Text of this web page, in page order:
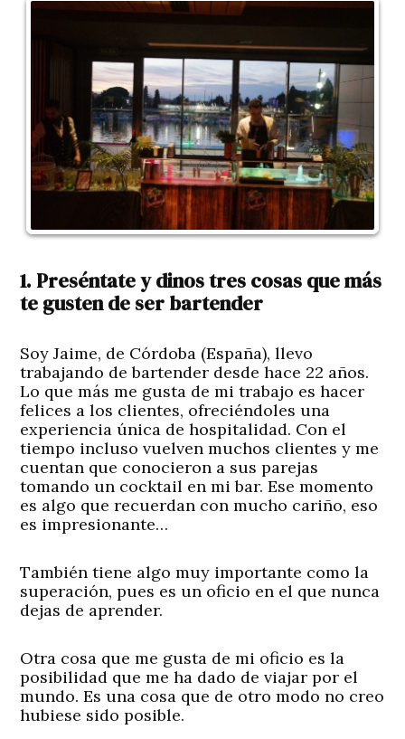
1. Preséntate y dinos tres cosas que más
te gusten de ser bartender
Soy Jaime, de Córdoba (España), llevo
trabajando de bartender desde hace 22 años.
Lo que más me gusta de mi trabajo es hacer
felices a los clientes, ofreciéndoles una
experiencia única de hospitalidad. Con el
tiempo incluso vuelven muchos clientes y me
cuentan que conocieron a sus parejas
tomando un cocktail en mi bar. Ese momento
es algo que recuerdan con mucho cariño, eso
es impresionante…
También tiene algo muy importante como la
superación, pues es un oficio en el que nunca
dejas de aprender.
Otra cosa que me gusta de mi oficio es la
posibilidad que me ha dado de viajar por el
mundo. Es una cosa que de otro modo no creo
hubiese sido posible.